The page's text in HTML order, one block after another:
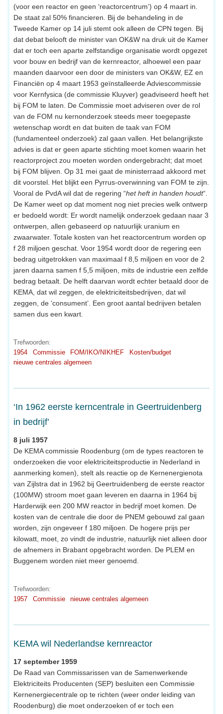
(voor een reactor en geen ‘reactorcentrum’) op 4 maart in.
De staat zal 50% financieren. Bij de behandeling in de
Tweede Kamer op 14 juli stemt ook alleen de CPN tegen. Bij
dat debat belooft de minister van OK&W na druk uit de Kamer
dat er toch een aparte zelfstandige organisatie wordt opgezet
voor bouw en bedrijf van de kernreactor, alhoewel een paar
maanden daarvoor een door de ministers van OK&W, EZ en
Financiën op 4 maart 1953 geïnstalleerde Adviescommissie
voor Kernfysica (de commissie Kluyver) geadviseerd heeft het
bij FOM te laten. De Commissie moet adviseren over de rol
van de FOM nu kernonderzoek steeds meer toegepaste
wetenschap wordt en dat buiten de taak van FOM
(fundamenteel onderzoek) zal gaan vallen. Het belangrijkste
advies is dat er geen aparte stichting moet komen waarin het
reactorproject zou moeten worden ondergebracht; dat moet
bij FOM blijven. Op 31 mei gaat de ministerraad akkoord met
dit voorstel. Het blijkt een Pyrrus-overwinning van FOM te zijn.
Vooral de PvdA wil dat de regering “het heft in handen houdt“.
De Kamer weet op dat moment nog niet precies welk ontwerp
er bedoeld wordt: Er wordt namelijk onderzoek gedaan naar 3
ontwerpen, allen gebaseerd op natuurlijk uranium en
zwaarwater. Totale kosten van het reactorcentrum worden op
f 28 miljoen geschat. Voor 1954 wordt door de regering een
bedrag uitgetrokken van maximaal f 8,5 miljoen en voor de 2
jaren daarna samen f 5,5 miljoen, mits de industrie een zelfde
bedrag betaalt. De helft daarvan wordt echter betaald door de
KEMA, dat wil zeggen, de elektriciteitsbedrijven, dat wil
zeggen, de ‘consument’. Een groot aantal bedrijven betalen
samen dus een kwart.
Trefwoorden:
1954
Commissie FOM/IKO/NIKHEF
Kosten/budget
nieuwe centrales algemeen
‘In 1962 eerste kerncentrale in Geertruidenberg
in bedrijf’
8 juli 1957
De KEMA commissie Roodenburg (om de types reactoren te
onderzoeken die voor elektriciteitsproductie in Nederland in
aanmerking komen), stelt als reactie op de Kernenergienota
van Zijlstra dat in 1962 bij Geertruidenberg de eerste reactor
(100MW) stroom moet gaan leveren en daarna in 1964 bij
Harderwijk een 200 MW reactor in bedrijf moet komen. De
kosten van de centrale die door de PNEM gebouwd zal gaan
worden, zijn ongeveer f 180 miljoen. De hogere prijs per
kilowatt, moet, zo vindt de industrie, natuurlijk niet alleen door
de afnemers in Brabant opgebracht worden. De PLEM en
Buggenem worden niet meer genoemd.
Trefwoorden:
1957
Commissie nieuwe centrales algemeen
KEMA wil Nederlandse kernreactor
17 september 1959
De Raad van Commissarissen van de Samenwerkende
Elektriciteits Producenten (SEP) besluiten een Commissie
Kernenergiecentrale op te richten (weer onder leiding van
Roodenburg) die moet onderzoeken of er toch een